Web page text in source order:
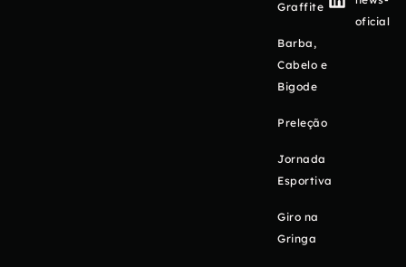
Graffite
Barba,
Cabelo e
Bigode
Preleção
Jornada
Esportiva
Giro na
Gringa
oficial